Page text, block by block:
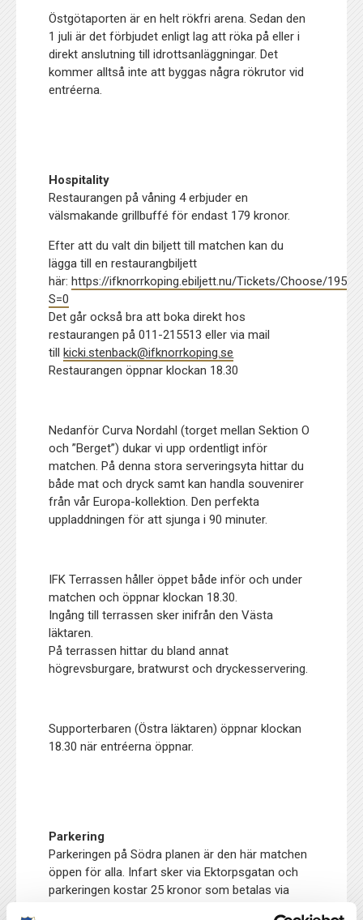
Östgötaporten är en helt rökfri arena. Sedan den
1 juli är det förbjudet enligt lag att röka på eller i
direkt anslutning till idrottsanläggningar. Det
kommer alltså inte att byggas några rökrutor vid
entréerna.
Hospitality
Restaurangen på våning 4 erbjuder en
välsmakande grillbuffé för endast 179 kronor.
Efter att du valt din biljett till matchen kan du
lägga till en restaurangbiljett
här:https://ifknorrkoping.ebiljett.nu/Tickets/Choose/195?
S=0
Det går också bra att boka direkt hos
restaurangen på 011-215513 eller via mail
tillkicki.stenback@ifknorrkoping.se
Restaurangen öppnar klockan 18.30
Nedanför Curva Nordahl (torget mellan Sektion O
och ”Berget”) dukar vi upp ordentligt inför
matchen. På denna stora serveringsyta hittar du
både mat och dryck samt kan handla souvenirer
från vår Europa-kollektion. Den perfekta
uppladdningen för att sjunga i 90 minuter.
IFK Terrassen håller öppet både inför och under
matchen och öppnar klockan 18.30.
Ingång till terrassen sker inifrån den Västa
läktaren.
På terrassen hittar du bland annat
högrevsburgare, bratwurst och dryckesservering.
Supporterbaren (Östra läktaren) öppnar klockan
18.30 när entréerna öppnar.
Parkering
Parkeringen på Södra planen är den här matchen
öppen för alla. Infart sker via Ektorpsgatan och
parkeringen kostar 25 kronor som betalas via